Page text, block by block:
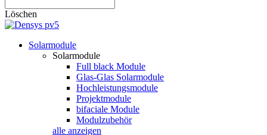
Löschen
Solarmodule
Solarmodule
Full black Module
Glas-Glas Solarmodule
Hochleistungsmodule
Projektmodule
bifaciale Module
Modulzubehör
alle anzeigen